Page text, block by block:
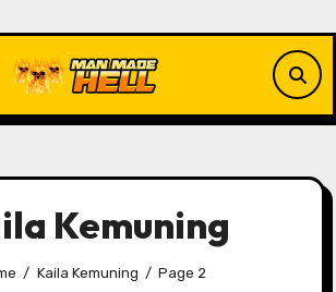
Kemuning
Kaila Kemuning Page 2